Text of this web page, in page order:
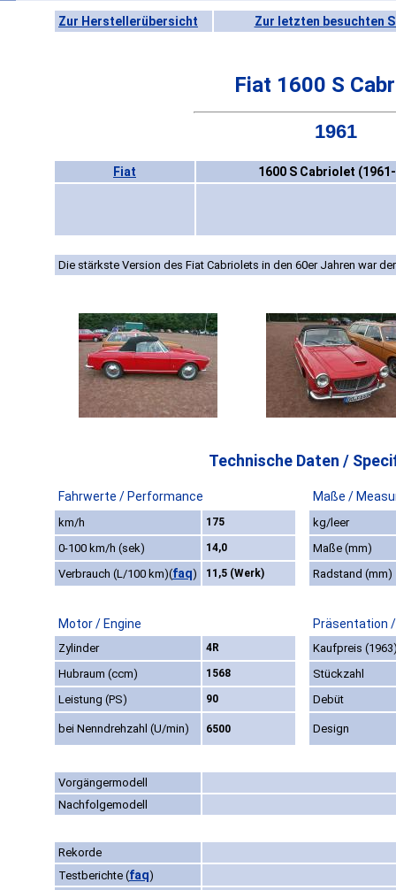
Zur Herstellerübersicht Zur letzten besuchten
Fiat 1600 S
1961
Fiat 1600 S Cabriolet
Die stärkste Version des Fiat Cabriolets in den 60er Jahren war
Technische Daten /
Fahrwerte / Performance Maße /
km/h 175
kg/leer
0-100 km/h (sek)
14,0
Maße (mm)
Verbrauch (L/100 km)(faq) 11,5 (Werk) Radstand (mm)
Motor / Engine Präsentation
Zylinder 4R
Kaufpreis
Hubraum (ccm)
1568
Stückzahl
Leistung (PS)
90 Debüt
bei Nenndrehzahl (U/min) 6500 Design
Vorgängermodell
Nachfolgemodell
Rekorde
Testberichte (faq)